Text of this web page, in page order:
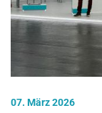
07. März 2026